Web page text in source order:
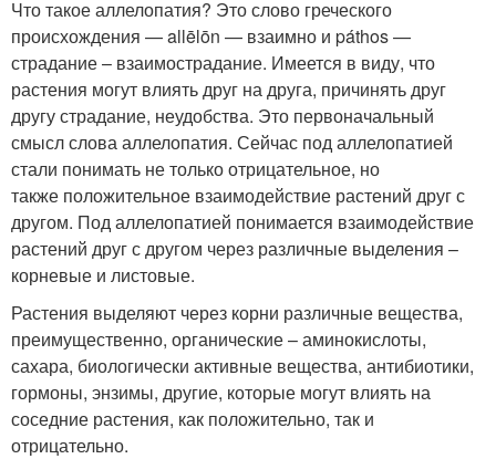
Что такое аллелопатия? Это слово греческого
происхождения — allēlōn — взаимно и páthos —
страдание – взаимострадание. Имеется в виду, что
растения могут влиять друг на друга, причинять друг
другу страдание, неудобства. Это первоначальный
смысл слова аллелопатия. Сейчас под аллелопатией
стали понимать не только отрицательное, но
также положительное взаимодействие растений друг с
другом. Под аллелопатией понимается взаимодействие
растений друг с другом через различные выделения –
корневые и листовые.
Растения выделяют через корни различные вещества,
преимущественно, органические – аминокислоты,
сахара, биологически активные вещества, антибиотики,
гормоны, энзимы, другие, которые могут влиять на
соседние растения, как положительно, так и
отрицательно.